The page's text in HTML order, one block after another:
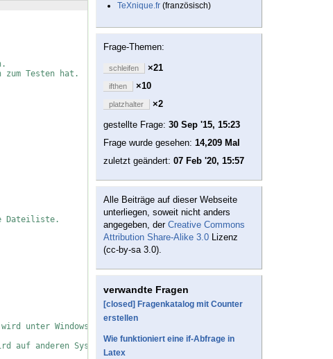
Testen hat.
Dateiliste.
wird unter Windows verwendet
auf anderen System verwendet
TeXnique.fr (französisch)
Frage-Themen:
schleifen ×21
ifthen ×10
platzhalter
×2
gestellte Frage: 30 Sep '15, 15:23
Frage wurde gesehen: 14,209 Mal
zuletzt geändert: 07 Feb '20, 15:57
Alle Beiträge auf dieser Webseite
unterliegen, soweit nicht anders
angegeben, der Creative Commons
Attribution Share-Alike 3.0 Lizenz
(cc-by-sa 3.0).
verwandte Fragen
[closed] Fragenkatalog mit Counter
erstellen
Wie funktioniert eine if-Abfrage in
Latex